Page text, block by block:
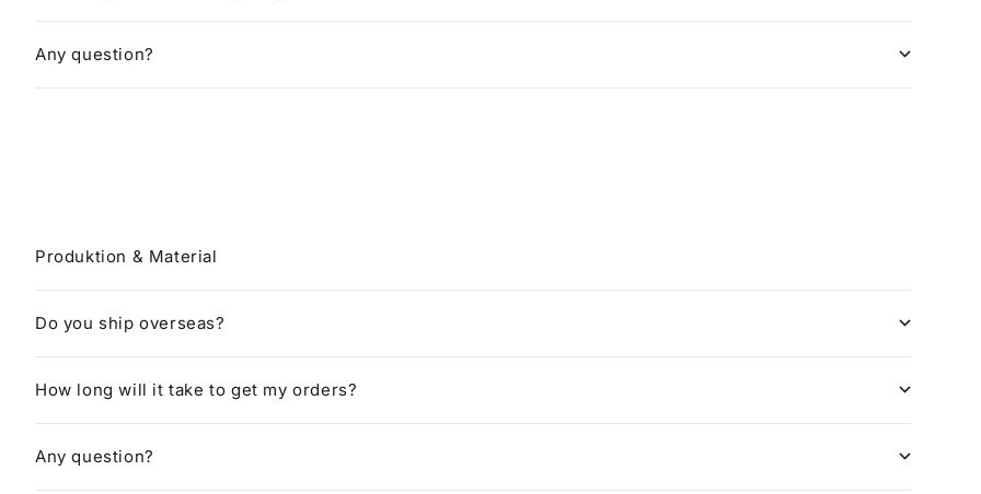
Any question?
Produktion & Material
Do you ship overseas?
How long will it take to get my orders?
Any question?